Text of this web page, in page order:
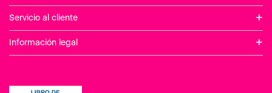
Servicio al cliente +
Información legal +